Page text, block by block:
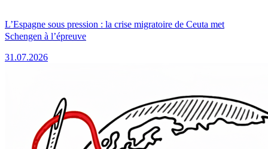
L’Espagne sous pression : la crise migratoire de Ceuta met
Schengen à l’épreuve
31.07.2026